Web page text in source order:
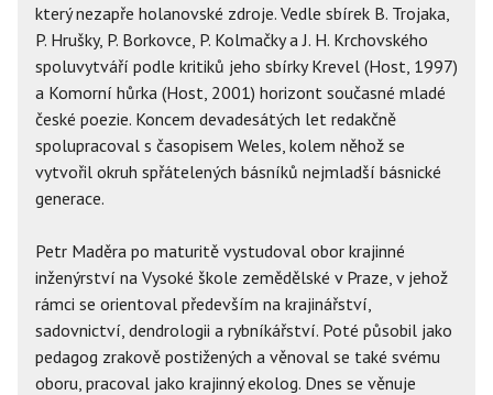
který nezapře holanovské zdroje. Vedle sbírek B. Trojaka,
P. Hrušky, P. Borkovce, P. Kolmačky a J. H. Krchovského
spoluvytváří podle kritiků jeho sbírky Krevel (Host, 1997)
a Komorní hůrka (Host, 2001) horizont současné mladé
české poezie. Koncem devadesátých let redakčně
spolupracoval s časopisem Weles, kolem něhož se
vytvořil okruh spřátelených básníků nejmladší básnické
generace.
Petr Maděra po maturitě vystudoval obor krajinné
inženýrství na Vysoké škole zemědělské v Praze, v jehož
rámci se orientoval především na krajinářství,
sadovnictví, dendrologii a rybníkářství. Poté působil jako
pedagog zrakově postižených a věnoval se také svému
oboru, pracoval jako krajinný ekolog. Dnes se věnuje